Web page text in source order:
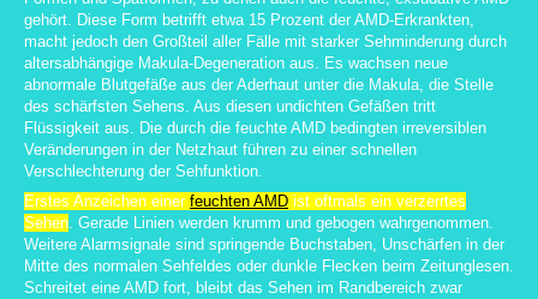
gehört. Diese Form betrifft etwa 15 Prozent der AMD-Erkrankten,
macht jedoch den Großteil aller Fälle mit starker Sehminderung durch
altersabhängige Makula-Degeneration aus. Es wachsen neue
abnormale Blutgefäße aus der Aderhaut unter die Makula, die Stelle
des schärfsten Sehens. Aus diesen undichten Gefäßen tritt
Flüssigkeit aus. Die durch die feuchte AMD bedingten irreversiblen
Veränderungen in der Netzhaut führen zu einer schnellen
Verschlechterung der Sehfunktion.
Erstes Anzeichen einer feuchten AMD ist oftmals ein verzerrtes
Sehen. Gerade Linien werden krumm und gebogen wahrgenommen.
Weitere Alarmsignale sind springende Buchstaben, Unschärfen in der
Mitte des normalen Sehfeldes oder dunkle Flecken beim Zeitunglesen.
Schreitet eine AMD fort, bleibt das Sehen im Randbereich zwar